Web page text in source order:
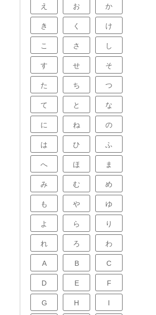
え お か
き く け
こ さ し
す せ そ
た ち つ
て と な
に ね の
は ひ ふ
へ ほ ま
み む め
も や ゆ
よ ら り
れ ろ わ
A B C
D E F
G H I